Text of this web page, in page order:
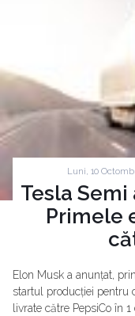
Luni, 10
Tesla
Primele
Elon Musk a anunțat,
startul producției pentru
livrate către PepsiCo în 1